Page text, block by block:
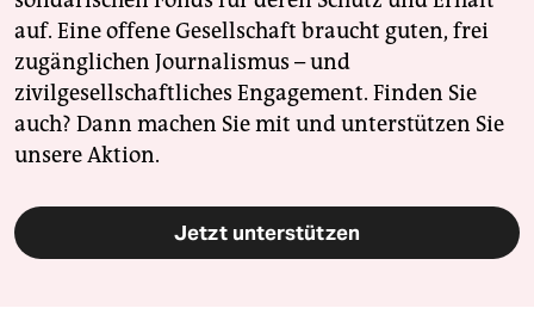
auf. Eine offene Gesellschaft braucht guten, frei
zugänglichen Journalismus – und
zivilgesellschaftliches Engagement. Finden Sie
auch? Dann machen Sie mit und unterstützen Sie
unsere Aktion.
Jetzt unterstützen